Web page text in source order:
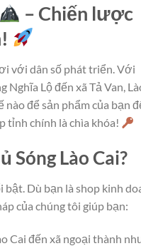
– Chiến lược
với dân số phát triển. Với
Lộ đến xã Tả Van,
nào để sản phẩm của bạn
tỉnh chính là chìa khóa!
Sóng Lào Cai?
Dù bạn là shop kinh
của chúng tôi giúp bạn:
Cai đến xã ngoại thành